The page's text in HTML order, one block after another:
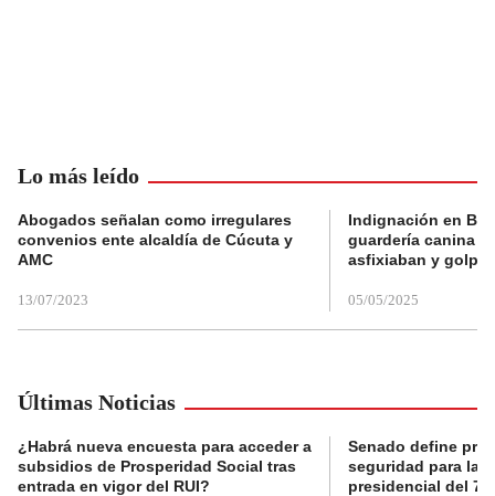
Lo más leído
Abogados señalan como irregulares
convenios ente alcaldía de Cúcuta y
AMC
13/07/2023
Indignación en
guardería canina
asfixiaban y
05/05/2025
Últimas Noticias
¿Habrá nueva encuesta para acceder a
subsidios de Prosperidad Social tras
entrada en vigor del RUI?
Senado define
seguridad para la
presidencial del 7